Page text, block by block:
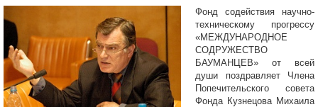
Фонд содействия научно-
техническому прогрессу
«МЕЖДУНАРОДНОЕ
СОДРУЖЕСТВО
БАУМАНЦЕВ» от всей
души поздравляет Члена
Попечительского совета
Фонда Кузнецова Михаила